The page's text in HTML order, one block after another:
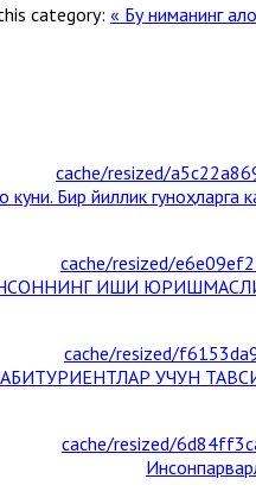
category: « Бу ниманинг
Бир йиллик гуноҳларга
ИШИ
АБИТУРИЕНТЛАР УЧУН